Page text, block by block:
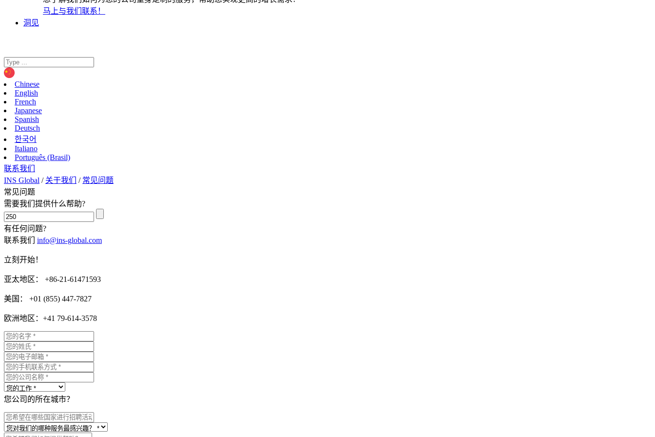
马上与我们联系！
洞见
Chinese
English
French
Japanese
Spanish
Deutsch
한국어
Italiano
Português (Brasil)
联系我们
INS Global / 关于我们 / 常见问题
常见问题
需要我们提供什么帮助?
有任何问题?
联系我们 info@ins-global.com
立刻开始！
亚太地区： +86-21-61471593
美国： +01 (855) 447-7827
欧洲地区：+41 79-614-3578
您公司的所在城市？